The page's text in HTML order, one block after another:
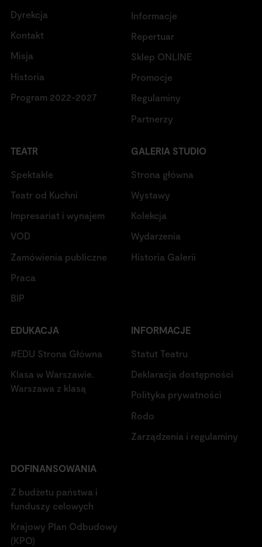
Dyrekcja
Kontakt
Misja
Historia
Program 2022-2027
Informacje
Repertuar
Sklep ONLINE
Promocje
Regulaminy
Partnerzy
TEATR
Spektakle
Teatr od Kuchni
Impresariat i wynajem
VOD
Zamówienia publiczne
Praca
BIP
GALERIA STUDIO
Strona główna
Wystawy
Kolekcja
Wydarzenia
Historia Galerii
EDUKACJA
#EDU Strona Główna
Klasa w Warszawie.
Warszawa z klasą
INFORMACJE
Statut Teatru
Deklaracja dostępności
Polityka prywatności
Rodo
Zarządzenia i regulaminy
DOFINANSOWANIA
Z budżetu państwa i
funduszy celowych
Krajowy Plan Odbudowy
(KPO)